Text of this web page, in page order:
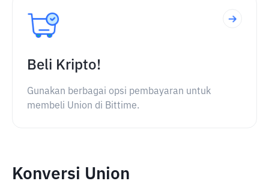
Beli Kripto!
Gunakan berbagai opsi pembayaran untuk
membeli Union di Bittime.
Konversi Union